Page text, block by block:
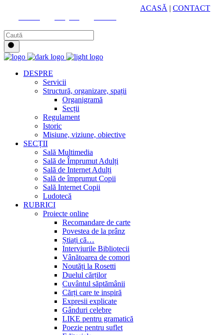
ACASĂ | CONTACT
DESPRE
Servicii
Structură, organizare, spații
Organigramă
Secții
Regulament
Istoric
Misiune, viziune, obiective
SECȚII
Sală Multimedia
Sală de Împrumut Adulți
Sală de Internet Adulți
Sală de împrumut Copii
Sală Internet Copii
Ludotecă
RUBRICI
Proiecte online
Recomandare de carte
Povestea de la prânz
Știați că…
Interviurile Bibliotecii
Vânătoarea de comori
Noutăți la Rosetti
Duelul cărților
Cuvântul săptămânii
Cărți care te inspiră
Expresii explicate
Gânduri celebre
LIKE pentru gramatică
Poezie pentru suflet